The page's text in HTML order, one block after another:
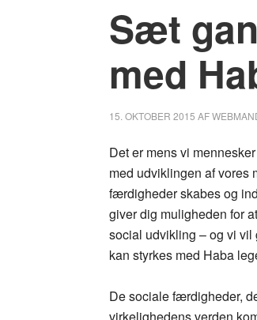
Sæt
med
15. OKTOBER 2015 AF
Det er mens vi
med udviklingen af vores
færdigheder skabes og
giver dig muligheden for
social udvikling – og vi
kan styrkes med Haba
De sociale færdigheder,